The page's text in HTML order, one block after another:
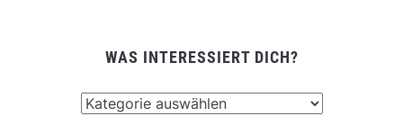
WAS INTERESSIERT DICH?